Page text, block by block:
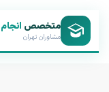
متخصص
مشاوران تهران